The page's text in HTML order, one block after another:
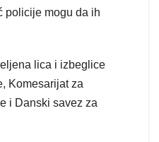
policije mogu da ih
lica i izbeglice
Komesarijat za
i Danski savez za